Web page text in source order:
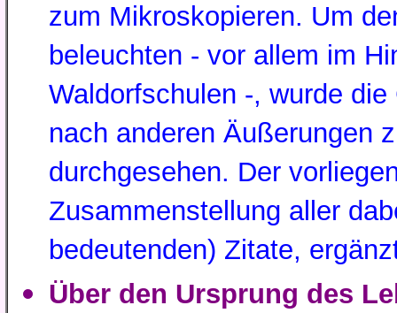
zum Mikroskopieren. Um
beleuchten - vor allem im
Waldorfschulen -, wurde
nach anderen Äußerungen
durchgesehen. Der
Zusammenstellung aller
bedeutenden) Zitate,
Über den Ursprung des